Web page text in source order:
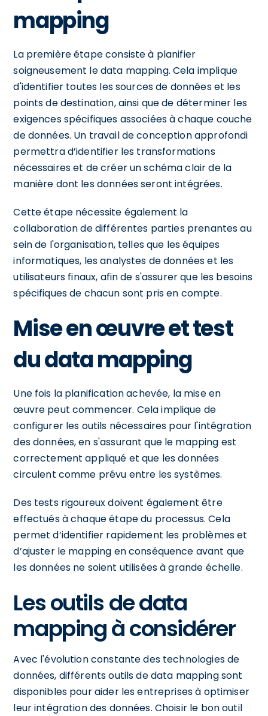
mapping
La première étape consiste à planifier
soigneusement le data mapping. Cela implique
d'identifier toutes les sources de données et les
points de destination, ainsi que de déterminer les
exigences spécifiques associées à chaque couche
de données. Un travail de conception approfondi
permettra d’identifier les transformations
nécessaires et de créer un schéma clair de la
manière dont les données seront intégrées.
Cette étape nécessite également la
collaboration de différentes parties prenantes au
sein de l'organisation, telles que les équipes
informatiques, les analystes de données et les
utilisateurs finaux, afin de s'assurer que les besoins
spécifiques de chacun sont pris en compte.
Mise en œuvre et test
du data mapping
Une fois la planification achevée, la mise en
œuvre peut commencer. Cela implique de
configurer les outils nécessaires pour l'intégration
des données, en s'assurant que le mapping est
correctement appliqué et que les données
circulent comme prévu entre les systèmes.
Des tests rigoureux doivent également être
effectués à chaque étape du processus. Cela
permet d’identifier rapidement les problèmes et
d’ajuster le mapping en conséquence avant que
les données ne soient utilisées à grande échelle.
Les outils de data
mapping à considérer
Avec l'évolution constante des technologies de
données, différents outils de data mapping sont
disponibles pour aider les entreprises à optimiser
leur intégration des données. Choisir le bon outil